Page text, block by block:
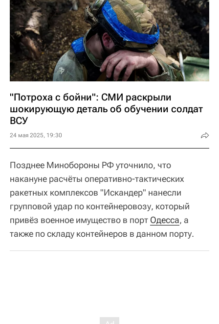
"Потроха с бойни": СМИ раскрыли
шокирующую деталь об обучении солдат
ВСУ
24 мая 2025, 19:30
Позднее Минобороны РФ уточнило, что
накануне расчёты оперативно-тактических
ракетных комплексов "Искандер" нанесли
групповой удар по контейнеровозу, который
привёз военное имущество в порт Одесса, а
также по складу контейнеров в данном порту.